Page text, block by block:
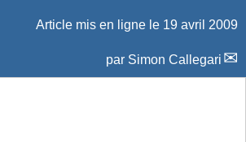
Article mis en ligne le 19 avril 2009
par Simon Callegari